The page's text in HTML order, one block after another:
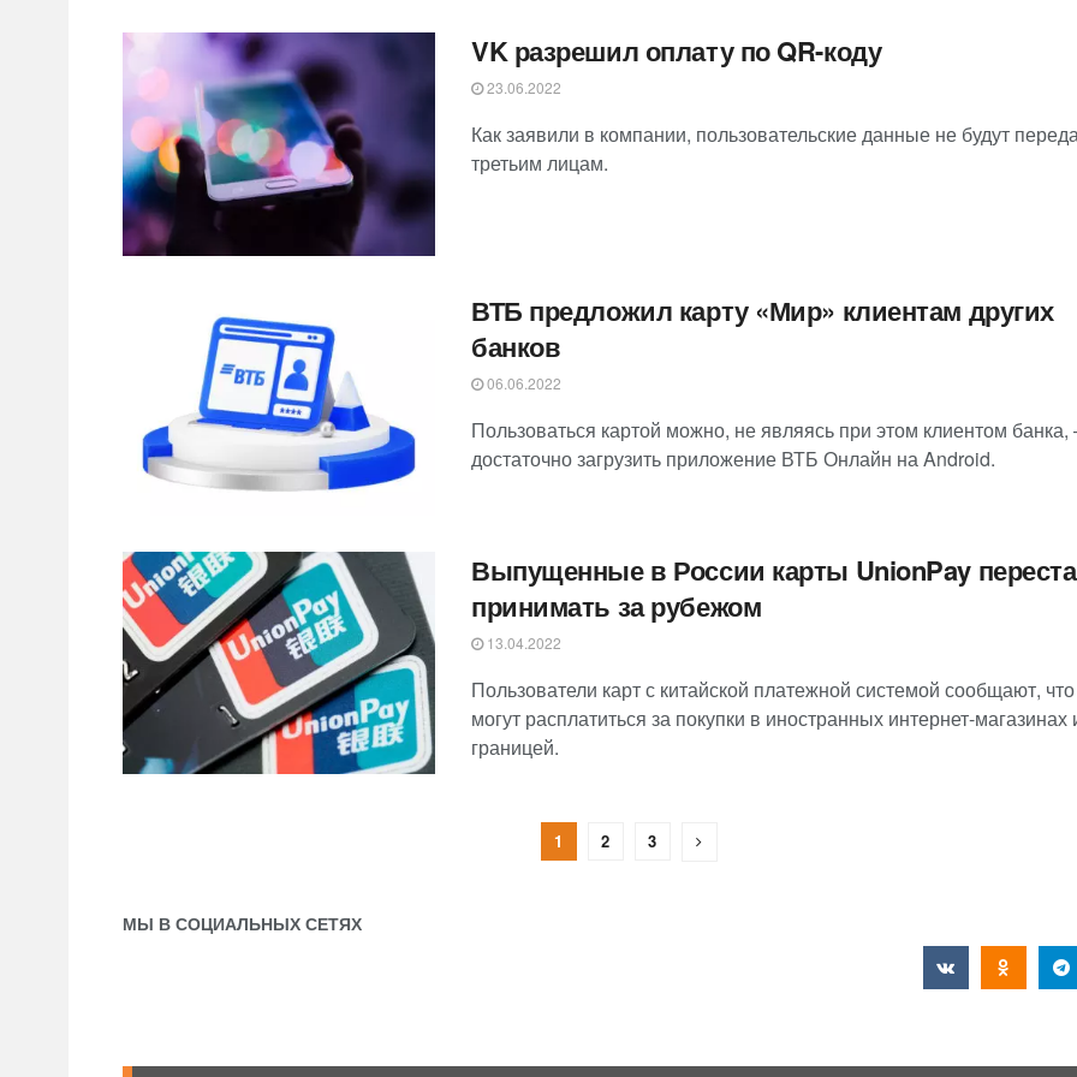
VK разрешил оплату по QR-коду
23.06.2022
Как заявили в компании, пользовательские данные не будут
третьим лицам.
ВТБ предложил карту «Мир» клиентам других
банков
06.06.2022
Пользоваться картой можно, не являясь при этом клиентом
достаточно загрузить приложение ВТБ Онлайн на Android.
Выпущенные в России карты UnionPay
принимать за рубежом
13.04.2022
Пользователи карт с китайской платежной системой сообщают,
могут расплатиться за покупки в иностранных интернет-магазинах
границей.
1 2 3
МЫ В СОЦИАЛЬНЫХ СЕТЯХ